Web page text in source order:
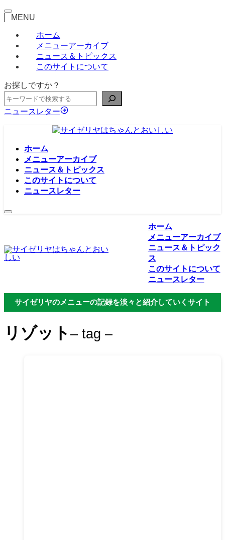
MENU
ホーム
メニューアーカイブ
ニュース＆トピックス
このサイトについて
お探しですか？
ニュースレター
ホーム
メニューアーカイブ
ニュース＆トピックス
このサイトについて
ニュースレター
ホーム
メニューアーカイブ
ニュース＆トピック
ス
このサイトについて
ニュースレター
サイゼリヤのメニューの記録を淡々と紹介していくサイト
リゾット – tag –